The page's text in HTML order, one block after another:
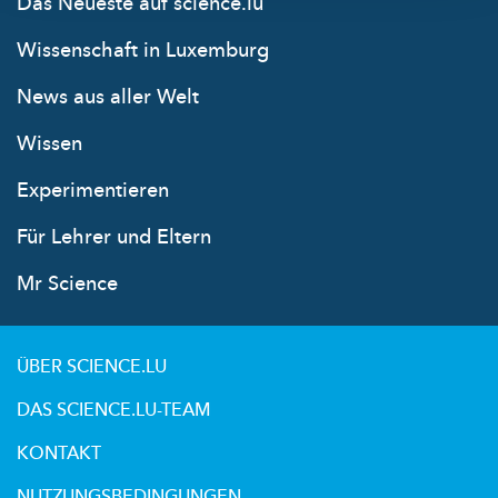
Wissenschaft in Luxemburg
News aus aller Welt
Wissen
Experimentieren
Für Lehrer und Eltern
Mr Science
ÜBER SCIENCE.LU
DAS SCIENCE.LU-TEAM
KONTAKT